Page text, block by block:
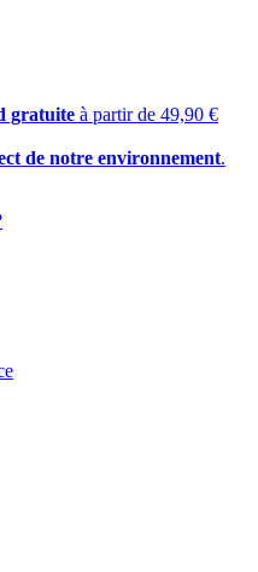
gratuite à partir de 49,90 €
de notre environnement.